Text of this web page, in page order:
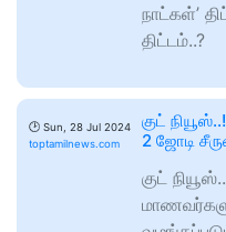
நாட்கள்’
திட்டம்..?
🕑 Sun, 28 Jul 2024
toptamilnews.com
குட்
2 ஜோடி
குட்